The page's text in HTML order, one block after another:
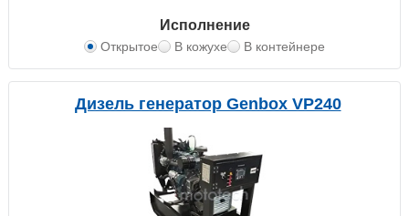
Исполнение
Открытое В кожухе В контейнере
Дизель генератор Genbox VP240